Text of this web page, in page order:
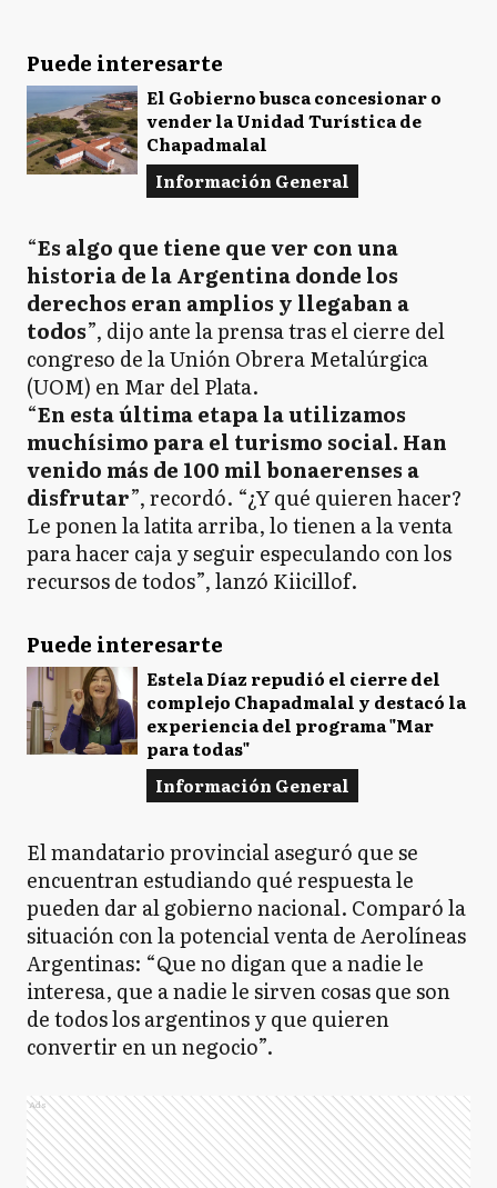
Puede interesarte
El Gobierno busca concesionar o
vender la Unidad Turística de
Chapadmalal
Información General
“Es algo que tiene que ver con una
historia de la Argentina donde los
derechos eran amplios y llegaban a
todos”, dijo ante la prensa tras el cierre del
congreso de la Unión Obrera Metalúrgica
(UOM) en Mar del Plata.
“En esta última etapa la utilizamos
muchísimo para el turismo social. Han
venido más de 100 mil bonaerenses a
disfrutar”, recordó. “¿Y qué quieren hacer?
Le ponen la latita arriba, lo tienen a la venta
para hacer caja y seguir especulando con los
recursos de todos”, lanzó Kiicillof.
Puede interesarte
Estela Díaz repudió el cierre del
complejo Chapadmalal y destacó la
experiencia del programa "Mar
para todas"
Información General
El mandatario provincial aseguró que se
encuentran estudiando qué respuesta le
pueden dar al gobierno nacional. Comparó la
situación con la potencial venta de Aerolíneas
Argentinas: “Que no digan que a nadie le
interesa, que a nadie le sirven cosas que son
de todos los argentinos y que quieren
convertir en un negocio”.
Ads